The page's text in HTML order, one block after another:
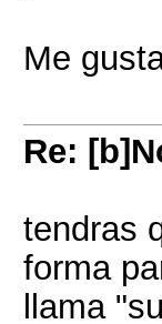
Me
Re:
tendras
forma
llama